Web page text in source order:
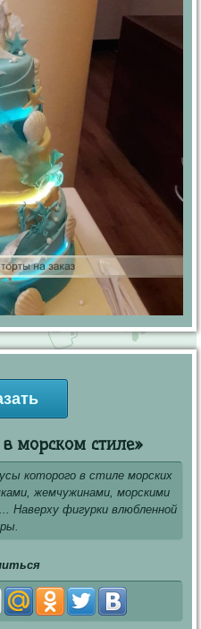
морском стиле»
которого в стиле морских
жемчужинами, морскими
Наверху фигурки влюбленной